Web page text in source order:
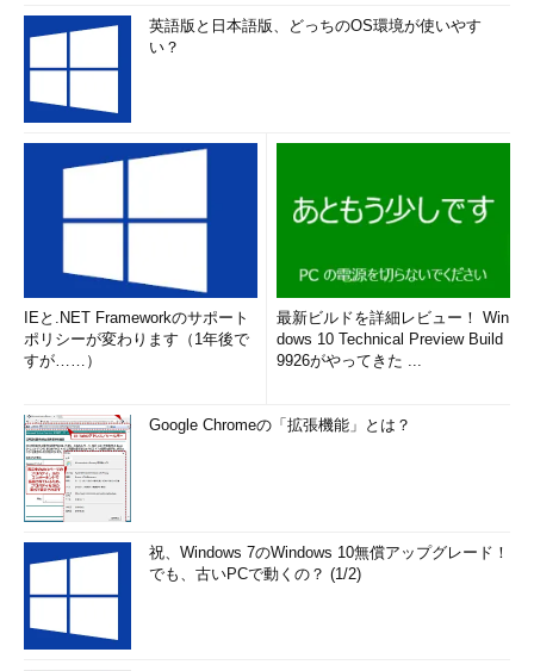
英語版と日本語版、どっちのOS環境が使いやす
い？
IEと.NET Frameworkのサポート
ポリシーが変わります（1年後で
すが……）
最新ビルドを詳細レビュー！ Win
dows 10 Technical Preview Build
9926がやってきた ...
Google Chromeの「拡張機能」とは？
祝、Windows 7のWindows 10無償アップグレード！
でも、古いPCで動くの？ (1/2)